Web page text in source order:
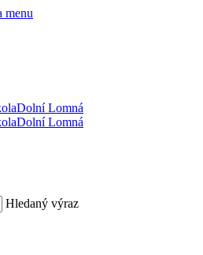
menu
Dolní Lomná
Dolní Lomná
Hledaný výraz